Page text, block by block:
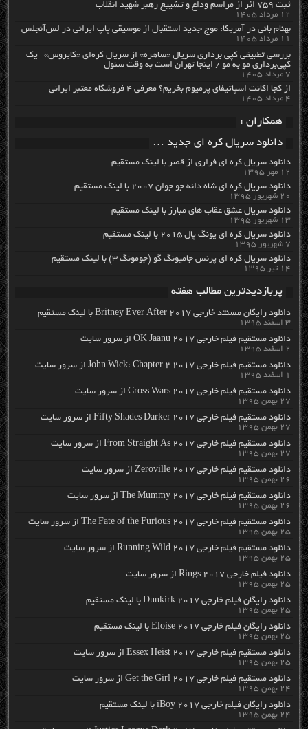
ثبت ۷۵۹ اثر از مراسم وداع و تشییع رهبر شهید انقلاب
۱۲ مرداد ۱۴۰۵
بهنام بانی در آمریکا: موج جدید استقبال از موسیقی پاپ ایرانی در لس‌آنجلس
۱۱ مرداد ۱۴۰۵
بررسی تطبیقی کپی برداری سریال «ساهره» از سریال کره‌ای «کایروس» | یک
کپی‌برداری مو به مو / اینجا تهران است به وقت سئول
۷ مرداد ۱۴۰۵
از کجا اکانت اسپاتیفای پرمیوم بخریم؟ معرفی ۴ فروشگاه معتبر ایرانی
۴ مرداد ۱۴۰۵
همکاران :
دانلود سریال کره ای جدید …
دانلود سریال کره ای فراری از قصر با لینک مستقیم
۱۲ مهر ۱۳۹۵
دانلود سریال کره ای شاه دائه جو جوان ۲۰۰۷ با لینک مستقیم
۲۰ شهریور ۱۳۹۵
دانلود سریال عشق عقاب های مبارز با لینک مستقیم
۱۳ شهریور ۱۳۹۵
دانلود سریال کره ای یونگ پال ۲۰۱۵ با لینک مستقیم
۷ شهریور ۱۳۹۵
دانلود سریال کره ای پرنس جامیونگ گو (جومونگ ۳) با لینک مستقیم
۱۴ تیر ۱۳۹۵
پربازدیدترین مطالب هفته
دانلود رایگان مسنتد خارجی Britney Ever After 2017 با لینک مستقیم
۳ اسفند ۱۳۹۵
دانلود مستقیم فیلم خارجی OK Jaanu 2017 از سرور سایت
۲ اسفند ۱۳۹۵
دانلود مستقیم فیلم خارجی John Wick: Chapter 2 2017 از سرور سایت
۱ اسفند ۱۳۹۵
دانلود مستقیم فیلم خارجی Cross Wars 2017 از سرور سایت
۲۷ بهمن ۱۳۹۵
دانلود مستقیم فیلم خارجی Fifty Shades Darker 2017 از سرور سایت
۲۷ بهمن ۱۳۹۵
دانلود مستقیم فیلم خارجی From Straight As 2017 از سرور سایت
۲۷ بهمن ۱۳۹۵
دانلود مستقیم فیلم خارجی Zeroville 2017 از سرور سایت
۲۶ بهمن ۱۳۹۵
دانلود مستقیم فیلم خارجی The Mummy 2017 از سرور سایت
۲۶ بهمن ۱۳۹۵
دانلود مستقیم فیلم خارجی The Fate of the Furious 2017 از سرور سایت
۲۵ بهمن ۱۳۹۵
دانلود مستقیم فیلم خارجی Running Wild 2017 از سرور سایت
۲۵ بهمن ۱۳۹۵
دانلود فیلم خارجی Rings 2017 از سرور سایت
۲۵ بهمن ۱۳۹۵
دانلود رایگان فیلم خارجی Dunkirk 2017 با لینک مستقیم
۲۵ بهمن ۱۳۹۵
دانلود رایگان فیلم خارجی Eloise 2017 با لینک مستقیم
۲۵ بهمن ۱۳۹۵
دانلود مستقیم فیلم خارجی Essex Heist 2017 از سرور سایت
۲۵ بهمن ۱۳۹۵
دانلود مستقیم فیلم خارجی Get the Girl 2017 از سرور سایت
۲۴ بهمن ۱۳۹۵
دانلود رایگان فیلم خارجی iBoy 2017 با لینک مستقیم
۲۴ بهمن ۱۳۹۵